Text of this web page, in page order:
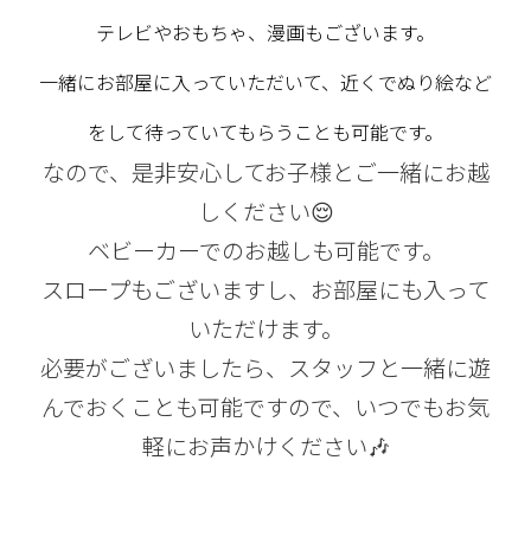
テレビやおもちゃ、漫画もございます。
一緒にお部屋に入っていただいて、近くでぬり絵など
をして待っていてもらうことも可能です。
なので、是非安心してお子様とご一緒にお越
しください😌
ベビーカーでのお越しも可能です。
スロープもございますし、お部屋にも入って
いただけます。
必要がございましたら、スタッフと一緒に遊
んでおくことも可能ですので、いつでもお気
軽にお声かけください🎶